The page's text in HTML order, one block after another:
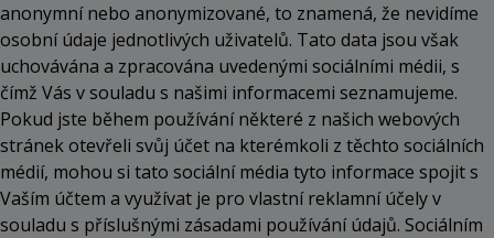
anonymní nebo anonymizované, to znamená, že nevidíme
osobní údaje jednotlivých uživatelů. Tato data jsou však
uchovávána a zpracována uvedenými sociálními médii, s
čímž Vás v souladu s našimi informacemi seznamujeme.
Pokud jste během používání některé z našich webových
stránek otevřeli svůj účet na kterémkoli z těchto sociálních
médií, mohou si tato sociální média tyto informace spojit s
Vaším účtem a využívat je pro vlastní reklamní účely v
souladu s příslušnými zásadami používání údajů. Sociálním